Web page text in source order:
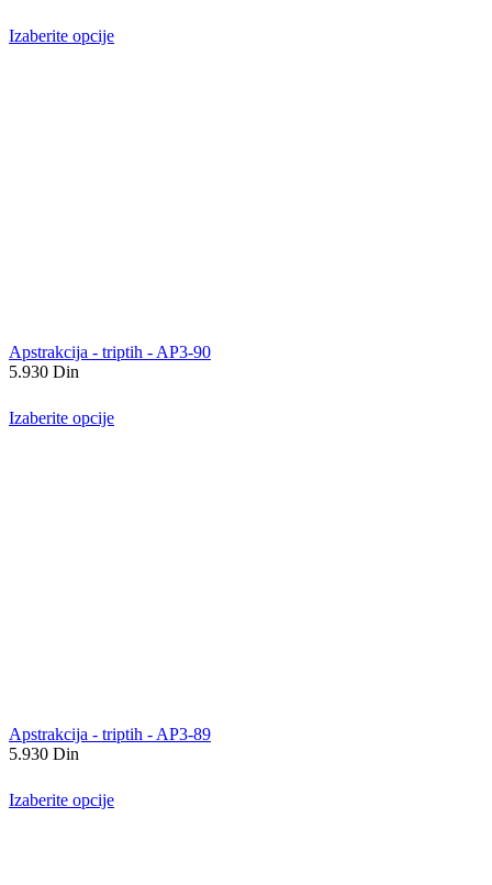
Izaberite opcije
Apstrakcija - triptih - AP3-90
5.930 Din
Izaberite opcije
Apstrakcija - triptih - AP3-89
5.930 Din
Izaberite opcije